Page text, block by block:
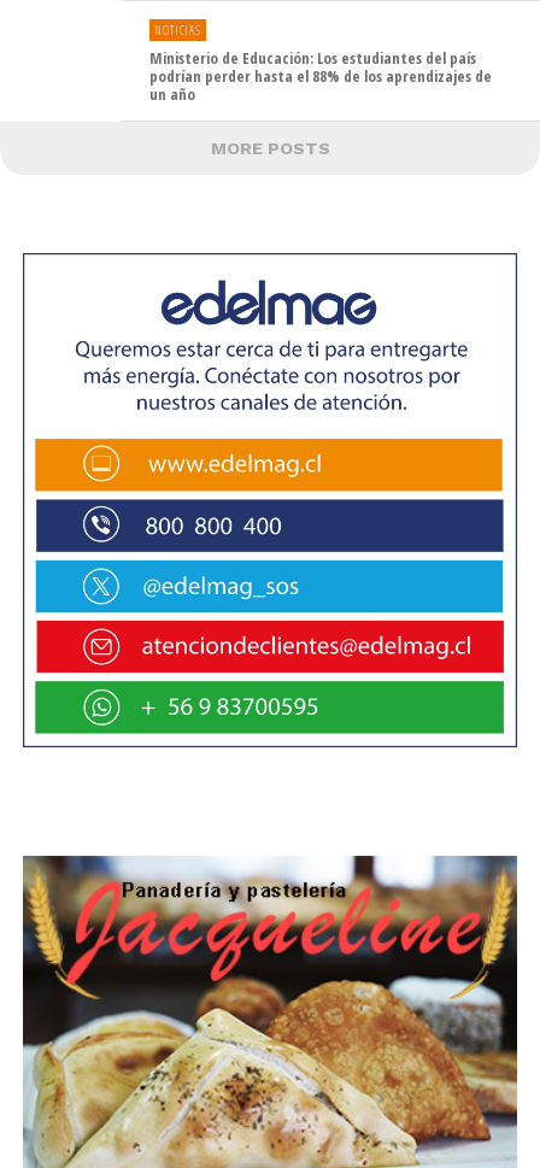
NOTICIAS
Ministerio de Educación: Los estudiantes del país
podrían perder hasta el 88% de los aprendizajes de
un año
MORE POSTS